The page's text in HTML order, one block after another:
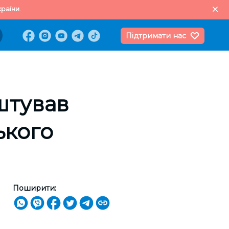
Підтримати нас
Поширити: